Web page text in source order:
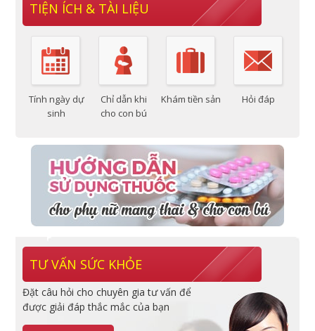
TIỆN ÍCH & TÀI LIỆU
Tính ngày dự
sinh
Chỉ dẫn khi
cho con bú
Khám tiền sản Hỏi đáp
TƯ VẤN SỨC KHỎE
Đặt câu hỏi cho chuyên gia tư vấn để
được giải đáp thắc mắc của bạn